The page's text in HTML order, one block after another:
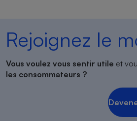
Rejoignez le
Vous voulez vous sentir utile et
les consommateurs ?